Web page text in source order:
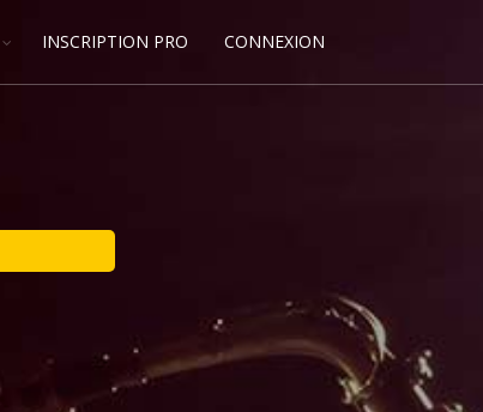
INSCRIPTION PRO CONNEXION